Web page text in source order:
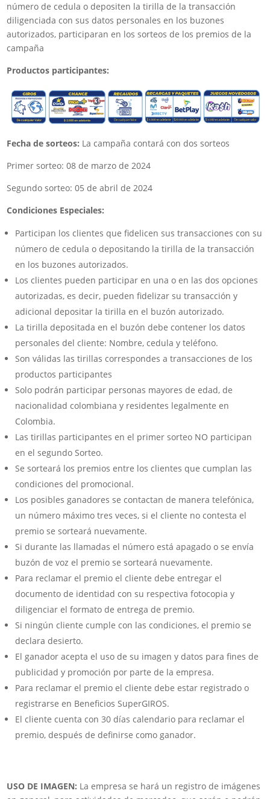
número de cedula o depositen la tirilla de la transacción
diligenciada con sus datos personales en los buzones
autorizados, participaran en los sorteos de los premios de la
campaña
Productos participantes:
Fecha de sorteos: La campaña contará con dos sorteos
Primer sorteo: 08 de marzo de 2024
Segundo sorteo: 05 de abril de 2024
Condiciones Especiales:
Participan los clientes que fidelicen sus transacciones con su
número de cedula o depositando la tirilla de la transacción
en los buzones autorizados.
Los clientes pueden participar en una o en las dos opciones
autorizadas, es decir, pueden fidelizar su transacción y
adicional depositar la tirilla en el buzón autorizado.
La tirilla depositada en el buzón debe contener los datos
personales del cliente: Nombre, cedula y teléfono.
Son válidas las tirillas correspondes a transacciones de los
productos participantes
Solo podrán participar personas mayores de edad, de
nacionalidad colombiana y residentes legalmente en
Colombia.
Las tirillas participantes en el primer sorteo NO participan
en el segundo Sorteo.
Se sorteará los premios entre los clientes que cumplan las
condiciones del promocional.
Los posibles ganadores se contactan de manera telefónica,
un número máximo tres veces, si el cliente no contesta el
premio se sorteará nuevamente.
Si durante las llamadas el número está apagado o se envía
buzón de voz el premio se sorteará nuevamente.
Para reclamar el premio el cliente debe entregar el
documento de identidad con su respectiva fotocopia y
diligenciar el formato de entrega de premio.
Si ningún cliente cumple con las condiciones, el premio se
declara desierto.
El ganador acepta el uso de su imagen y datos para fines de
publicidad y promoción por parte de la empresa.
Para reclamar el premio el cliente debe estar registrado o
registrarse en Beneficios SuperGIROS.
El cliente cuenta con 30 días calendario para reclamar el
premio, después de definirse como ganador.
USO DE IMAGEN: La empresa se hará un registro de imágenes